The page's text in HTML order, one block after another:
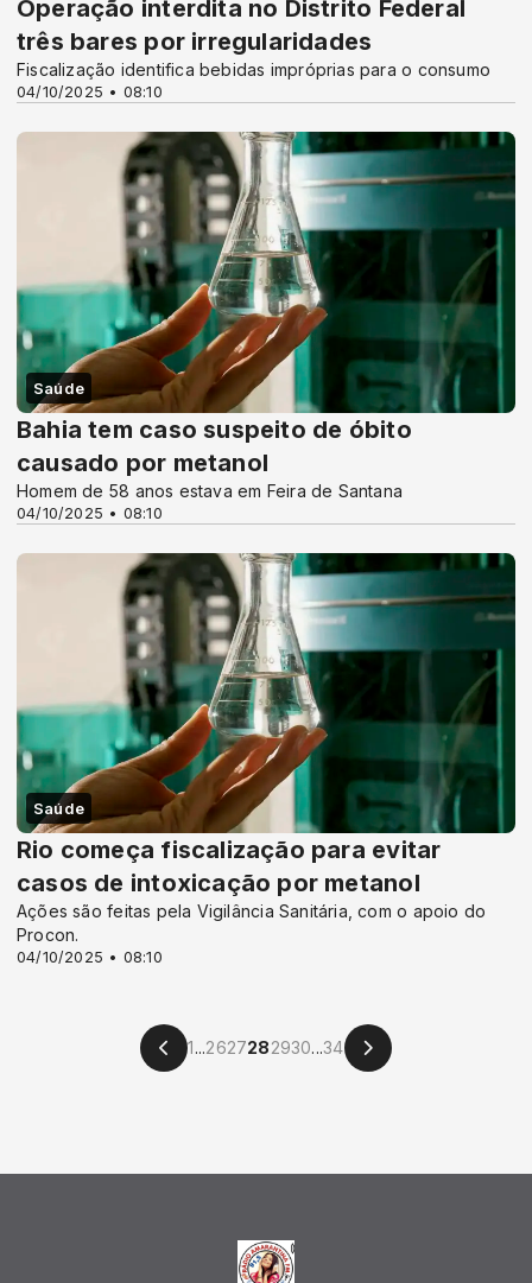
04/10/2025 • 08:10
Operação interdita no Distrito Federal
três bares por irregularidades
Fiscalização identifica bebidas impróprias para o consumo
Saúde
04/10/2025 • 08:10
Bahia tem caso suspeito de óbito
causado por metanol
Homem de 58 anos estava em Feira de Santana
Saúde
04/10/2025 • 08:10
Rio começa fiscalização para evitar
casos de intoxicação por metanol
Ações são feitas pela Vigilância Sanitária, com o apoio do
Procon.
1...2627282930...34